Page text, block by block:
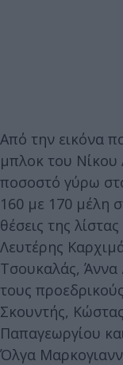
Από την εικόνα
μπλοκ του Νίκου
ποσοστό γύρω
160 με 170 μέλη
θέσεις της
Λευτέρης
Τσουκαλάς, Άννα
τους
Σκουντής,
Παπαγεωργίου
Όλγα